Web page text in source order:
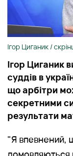
Ігор Циганик /
Ігор Циганик
суддів в
що арбітри
секретними
результати
"Я впевнений,